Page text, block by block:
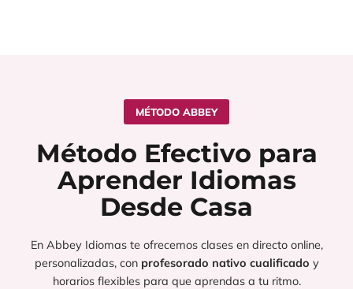
MÉTODO ABBEY
Método Efectivo para
Aprender Idiomas
Desde Casa
En Abbey Idiomas te ofrecemos clases en directo online,
personalizadas, con profesorado nativo cualificado y
horarios flexibles para que aprendas a tu ritmo.